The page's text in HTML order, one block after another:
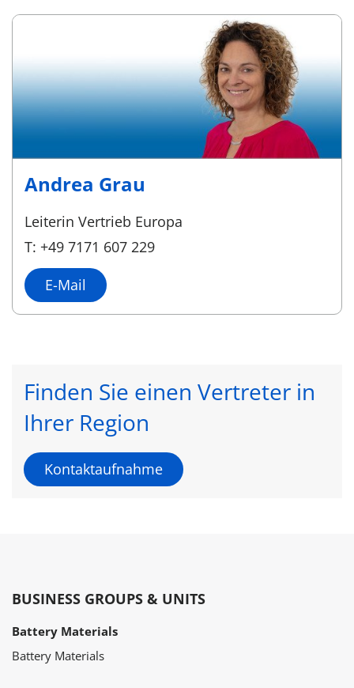
Andrea Grau
Leiterin Vertrieb Europa
T: +49 7171 607 229
E-Mail
Finden Sie einen Vertreter in
Ihrer Region
Kontaktaufnahme
BUSINESS GROUPS & UNITS
Battery Materials
Battery Materials